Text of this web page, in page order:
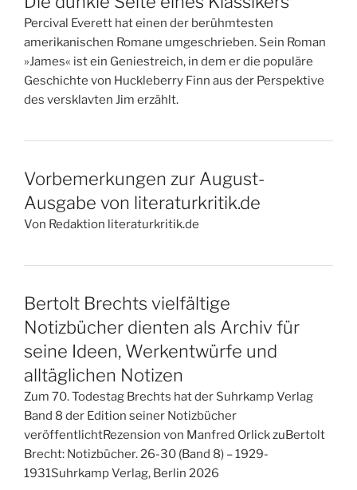
Percival Everett hat einen der berühmtesten
amerikanischen Romane umgeschrieben. Sein Roman
»James« ist ein Geniestreich, in dem er die populäre
Geschichte von Huckleberry Finn aus der Perspektive
des versklavten Jim erzählt.
Vorbemerkungen zur August-
Ausgabe von literaturkritik.de
Von Redaktion literaturkritik.de
Bertolt Brechts vielfältige
Notizbücher dienten als Archiv für
seine Ideen, Werkentwürfe und
alltäglichen Notizen
Zum 70. Todestag Brechts hat der Suhrkamp Verlag
Band 8 der Edition seiner Notizbücher
veröffentlichtRezension von Manfred Orlick zuBertolt
Brecht: Notizbücher. 26-30 (Band 8) – 1929-
1931Suhrkamp Verlag, Berlin 2026